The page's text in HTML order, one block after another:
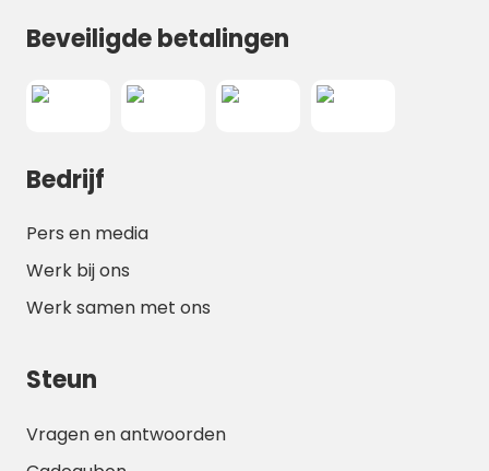
Beveiligde betalingen
Bedrijf
Pers en media
Werk bij ons
Werk samen met ons
Steun
Vragen en antwoorden